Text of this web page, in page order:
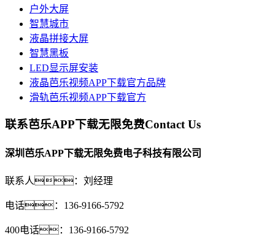
户外大屏
智慧城市
液晶拼接大屏
智慧黑板
LED显示屏安装
液晶芭乐视频APP下载官方品牌
滑轨芭乐视频APP下载官方
联系芭乐APP下载无限免费Contact Us
深圳芭乐APP下载无限免费电子科技有限公司
联系人：刘经理
电话：136-9166-5792
400电话：136-9166-5792